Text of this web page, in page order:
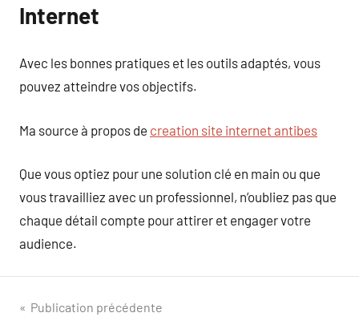
Internet
Avec les bonnes pratiques et les outils adaptés, vous
pouvez atteindre vos objectifs.
Ma source à propos de creation site internet antibes
Que vous optiez pour une solution clé en main ou que
vous travailliez avec un professionnel, n’oubliez pas que
chaque détail compte pour attirer et engager votre
audience.
Navigation
Publication précédente